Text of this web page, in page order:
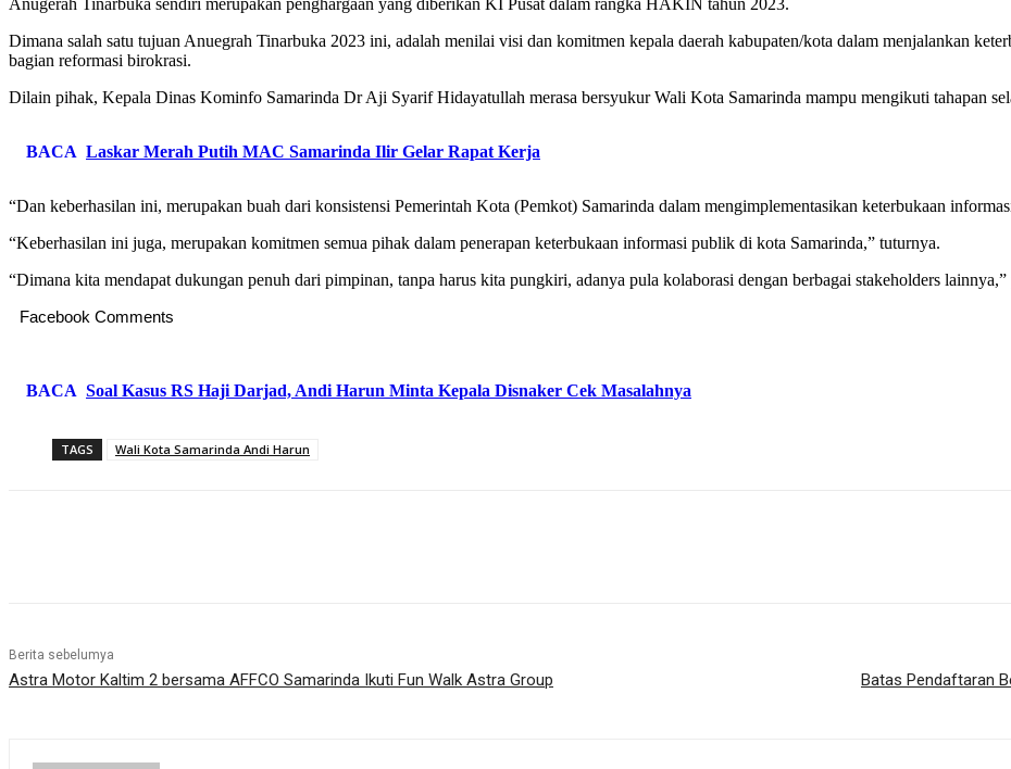
Anugerah Tinarbuka sendiri merupakan penghargaan yang diberikan KI Pusat dalam rangka HAKIN tahun 2023.
Dimana salah satu tujuan Anuegrah Tinarbuka 2023 ini, adalah menilai visi dan komitmen kepala daerah kabupaten/kota dalam menjalankan
bagian reformasi birokrasi.
Dilain pihak, Kepala Dinas Kominfo Samarinda Dr Aji Syarif Hidayatullah merasa bersyukur Wali Kota Samarinda mampu mengikuti tahapan
BACA Laskar Merah Putih MAC Samarinda Ilir Gelar Rapat Kerja
“Dan keberhasilan ini, merupakan buah dari konsistensi Pemerintah Kota (Pemkot) Samarinda dalam mengimplementasikan keterbukaan
“Keberhasilan ini juga, merupakan komitmen semua pihak dalam penerapan keterbukaan informasi publik di kota Samarinda,” tuturnya.
“Dimana kita mendapat dukungan penuh dari pimpinan, tanpa harus kita pungkiri, adanya pula kolaborasi dengan berbagai stakeholders
Facebook Comments
BACA Soal Kasus RS Haji Darjad, Andi Harun Minta Kepala Disnaker Cek Masalahnya
TAGS Wali Kota Samarinda Andi Harun
Berita sebelumya
Astra Motor Kaltim 2 bersama AFFCO Samarinda Ikuti Fun Walk Astra Group Batas Pendaftaran